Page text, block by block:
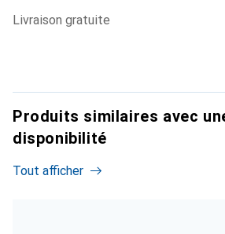
livraison gratuite
Produits similaires avec
disponibilité
Tout afficher